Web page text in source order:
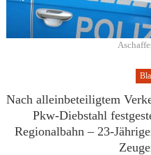
Nach alleinbeteiligtem
Pkw-Diebstahl
Regionalbahn – 23-